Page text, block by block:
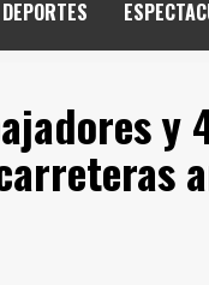
DEPORTES
y